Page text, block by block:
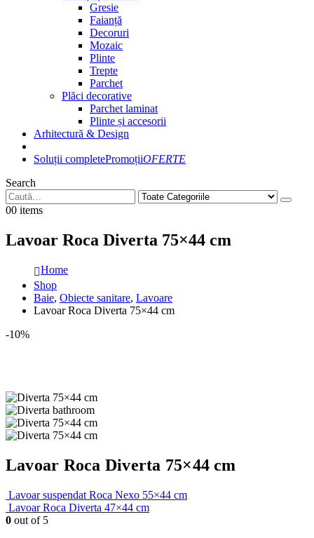
Gresie
Faianță
Decoruri
Mozaic
Plinte
Trepte
Parchet
Plăci decorative
Parchet laminat
Plinte și accesorii
Arhitectură & Design
Soluții completePromoțiiOFERTE
Search
00 items
Lavoar Roca Diverta 75×44 cm
Home
Shop
Baie, Obiecte sanitare, Lavoare
Lavoar Roca Diverta 75×44 cm
-10%
Lavoar Roca Diverta 75×44 cm
Lavoar suspendat Roca Nexo 55×44 cm
Lavoar Roca Diverta 47×44 cm
0 out of 5